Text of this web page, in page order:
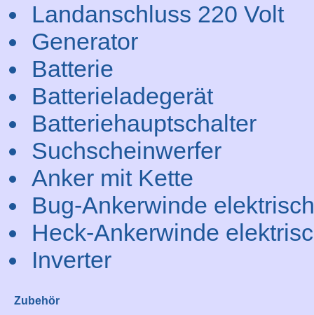
Landanschluss 220 Volt
Generator
Batterie
Batterieladegerät
Batteriehauptschalter
Suchscheinwerfer
Anker mit Kette
Bug-Ankerwinde elektrisch
Heck-Ankerwinde
Inverter
Zubehör